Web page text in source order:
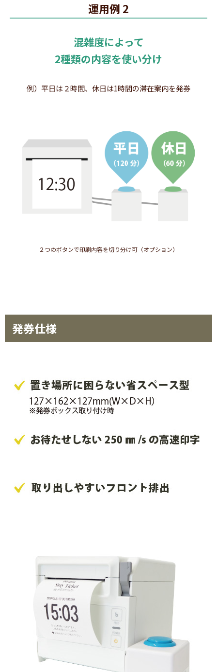
運用例 2
混雑度によって
2種類の内容を使い分け
例）平日は２時間、休日は1時間の滞在案内を発券
２つのボタンで印刷内容を切り分け可（オプション）
発券仕様